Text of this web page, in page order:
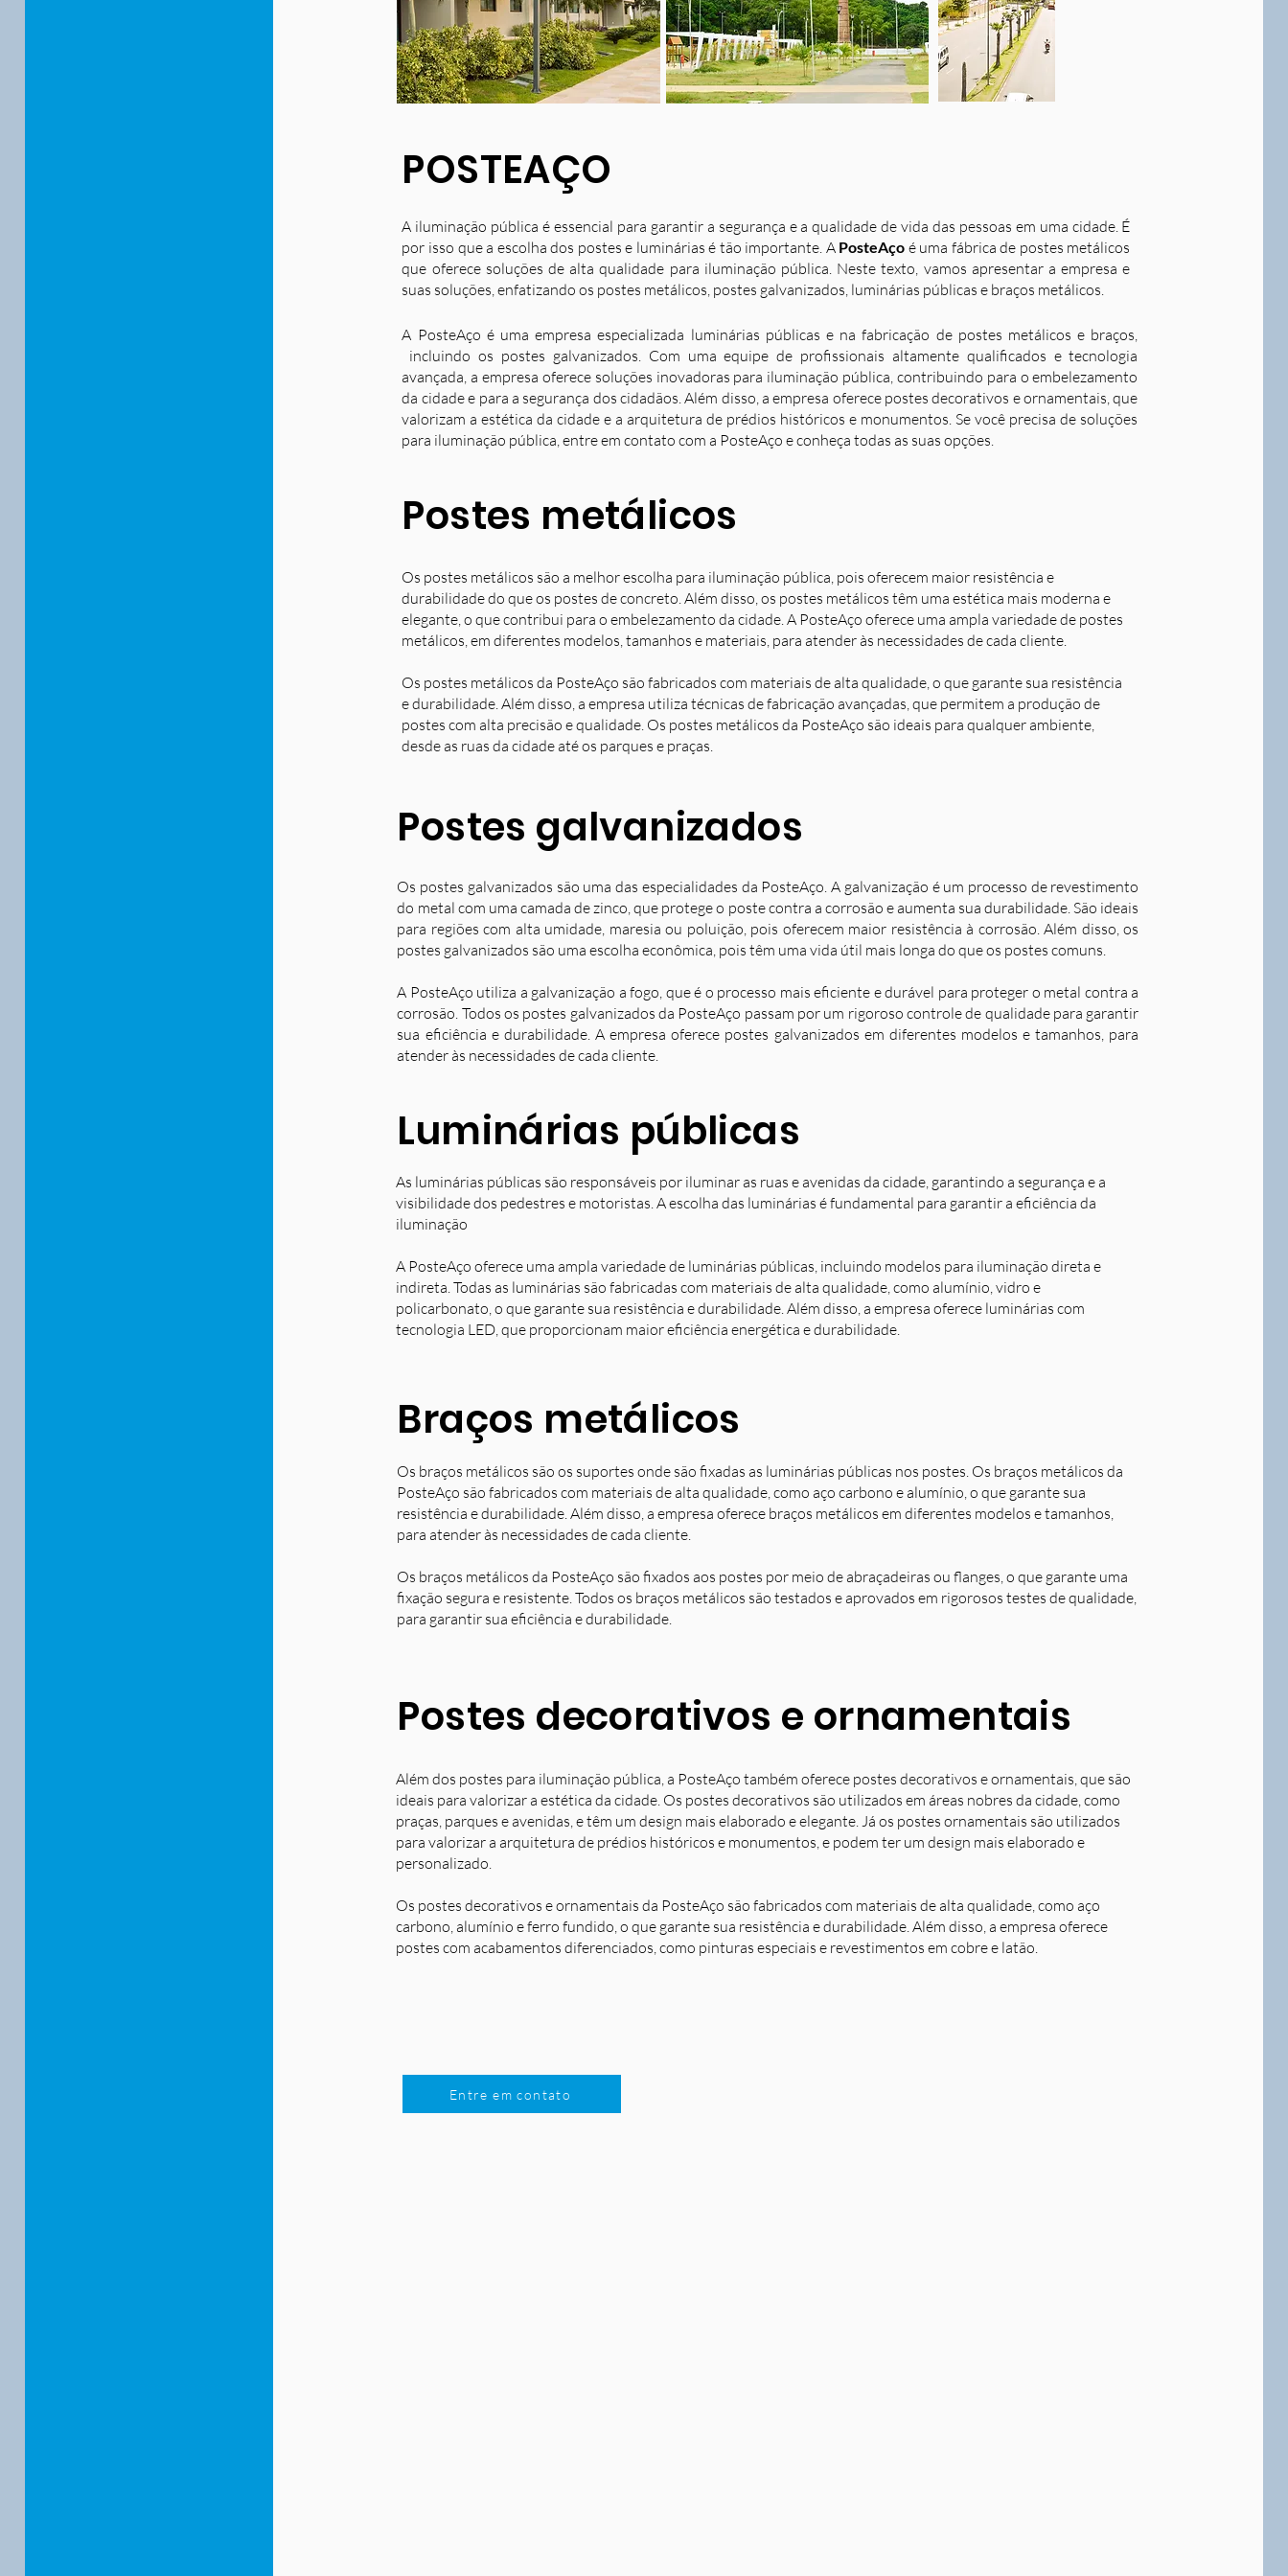
POSTEAÇO
A iluminação pública é essencial para garantir a segurança e a qualidade de vida das pessoas em uma cidade. É
por isso que a escolha dos postes e luminárias é tão importante. A PosteAço é uma fábrica de postes metálicos
que oferece soluções de alta qualidade para iluminação pública. Neste texto, vamos apresentar a empresa e
suas soluções, enfatizando os postes metálicos, postes galvanizados, luminárias públicas e braços metálicos.
A PosteAço é uma empresa especializada luminárias públicas e na fabricação de postes metálicos e braços,
incluindo os postes galvanizados. Com uma equipe de profissionais altamente qualificados e tecnologia
avançada, a empresa oferece soluções inovadoras para iluminação pública, contribuindo para o embelezamento
da cidade e para a segurança dos cidadãos. Além disso, a empresa oferece postes decorativos e ornamentais, que
valorizam a estética da cidade e a arquitetura de prédios históricos e monumentos. Se você precisa de soluções
para iluminação pública, entre em contato com a PosteAço e conheça todas as suas opções.
Postes metálicos
Os postes metálicos são a melhor escolha para iluminação pública, pois oferecem maior resistência e
durabilidade do que os postes de concreto. Além disso, os postes metálicos têm uma estética mais moderna e
elegante, o que contribui para o embelezamento da cidade. A PosteAço oferece uma ampla variedade de postes
metálicos, em diferentes modelos, tamanhos e materiais, para atender às necessidades de cada cliente.
Os postes metálicos da PosteAço são fabricados com materiais de alta qualidade, o que garante sua resistência
e durabilidade. Além disso, a empresa utiliza técnicas de fabricação avançadas, que permitem a produção de
postes com alta precisão e qualidade. Os postes metálicos da PosteAço são ideais para qualquer ambiente,
desde as ruas da cidade até os parques e praças.
Postes galvanizados
Os postes galvanizados são uma das especialidades da PosteAço. A galvanização é um processo de revestimento
do metal com uma camada de zinco, que protege o poste contra a corrosão e aumenta sua durabilidade. São ideais
para regiões com alta umidade, maresia ou poluição, pois oferecem maior resistência à corrosão. Além disso, os
postes galvanizados são uma escolha econômica, pois têm uma vida útil mais longa do que os postes comuns.
A PosteAço utiliza a galvanização a fogo, que é o processo mais eficiente e durável para proteger o metal contra a
corrosão. Todos os postes galvanizados da PosteAço passam por um rigoroso controle de qualidade para garantir
sua eficiência e durabilidade. A empresa oferece postes galvanizados em diferentes modelos e tamanhos, para
atender às necessidades de cada cliente.
Luminárias públicas
As luminárias públicas são responsáveis por iluminar as ruas e avenidas da cidade, garantindo a segurança e a
visibilidade dos pedestres e motoristas. A escolha das luminárias é fundamental para garantir a eficiência da
iluminação
A PosteAço oferece uma ampla variedade de luminárias públicas, incluindo modelos para iluminação direta e
indireta. Todas as luminárias são fabricadas com materiais de alta qualidade, como alumínio, vidro e
policarbonato, o que garante sua resistência e durabilidade. Além disso, a empresa oferece luminárias com
tecnologia LED, que proporcionam maior eficiência energética e durabilidade.
Braços metálicos
Os braços metálicos são os suportes onde são fixadas as luminárias públicas nos postes. Os braços metálicos da
PosteAço são fabricados com materiais de alta qualidade, como aço carbono e alumínio, o que garante sua
resistência e durabilidade. Além disso, a empresa oferece braços metálicos em diferentes modelos e tamanhos,
para atender às necessidades de cada cliente.
Os braços metálicos da PosteAço são fixados aos postes por meio de abraçadeiras ou flanges, o que garante uma
fixação segura e resistente. Todos os braços metálicos são testados e aprovados em rigorosos testes de qualidade,
para garantir sua eficiência e durabilidade.
Postes decorativos e ornamentais
Além dos postes para iluminação pública, a PosteAço também oferece postes decorativos e ornamentais, que são
ideais para valorizar a estética da cidade. Os postes decorativos são utilizados em áreas nobres da cidade, como
praças, parques e avenidas, e têm um design mais elaborado e elegante. Já os postes ornamentais são utilizados
para valorizar a arquitetura de prédios históricos e monumentos, e podem ter um design mais elaborado e
personalizado.
Os postes decorativos e ornamentais da PosteAço são fabricados com materiais de alta qualidade, como aço
carbono, alumínio e ferro fundido, o que garante sua resistência e durabilidade. Além disso, a empresa oferece
postes com acabamentos diferenciados, como pinturas especiais e revestimentos em cobre e latão.
Entre em contato